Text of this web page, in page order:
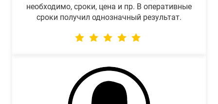
необходимо, сроки, цена и пр. В оперативные
сроки получил однозначный результат.